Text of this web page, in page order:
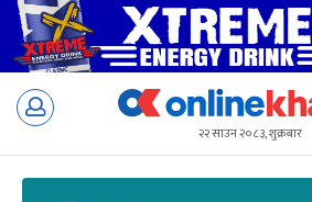
Skip
२२ साउन २०८३, शुक्रबार